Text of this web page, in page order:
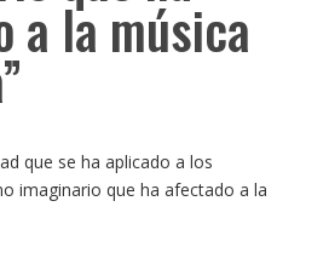
a la música
que se ha aplicado a los
imaginario que ha afectado a la